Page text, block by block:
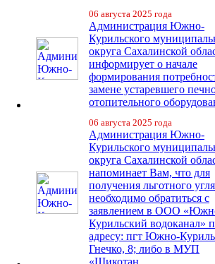
06 августа 2025 года
Администрация Южно-
Курильского
округа Сахалинской
информирует о начале
формирования
замене устаревшего
отопительного
06 августа 2025 года
Администрация Южно-
Курильского
округа Сахалинской
напоминает Вам, что для
получения льготного угля
необходимо обратиться с
заявлением в ООО
Курильский водоканал»
адресу: пгт Южно-
Гнечко, 8; либо в МУП
«Шикотан